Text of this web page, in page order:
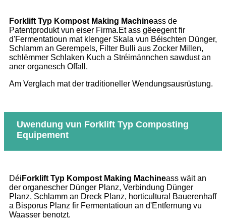
Forklift Typ Kompost Making Machineass de
Patentprodukt vun eiser Firma.Et ass gëeegent fir
d'Fermentatioun mat klenger Skala vun Béischten Dünger,
Schlamm an Gerempels, Filter Bulli aus Zocker Millen,
schlëmmer Schlaken Kuch a Stréimännchen sawdust an
aner organesch Offall.
Am Verglach mat der traditioneller Wendungsausrüstung.
Uwendung vun Forklift Typ Composting
Equipement
Déi Forklift Typ Kompost Making Machineass wäit an
der organescher Dünger Planz, Verbindung Dünger
Planz, Schlamm an Dreck Planz, horticultural Bauerenhaff
a Bisporus Planz fir Fermentatioun an d'Entfernung vu
Waasser benotzt.